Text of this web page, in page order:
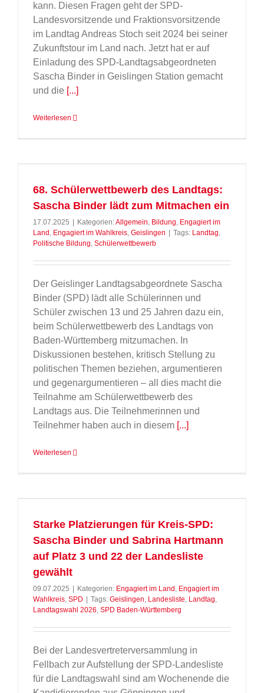
kann. Diesen Fragen geht der SPD-
Landesvorsitzende und Fraktionsvorsitzende
im Landtag Andreas Stoch seit 2024 bei seiner
Zukunftstour im Land nach. Jetzt hat er auf
Einladung des SPD-Landtagsabgeordneten
Sascha Binder in Geislingen Station gemacht
und die [...]
Weiterlesen
68. Schülerwettbewerb des Landtags:
Sascha Binder lädt zum Mitmachen ein
17.07.2025 Kategorien:Allgemein, Bildung, Engagiert im
Land , Engagiert im Wahlkreis, Geislingen Tags: Landtag,
Politische Bildung, Schülerwettbewerb
Der Geislinger Landtagsabgeordnete Sascha
Binder (SPD) lädt alle Schülerinnen und
Schüler zwischen 13 und 25 Jahren dazu ein,
beim Schülerwettbewerb des Landtags von
Baden-Württemberg mitzumachen. In
Diskussionen bestehen, kritisch Stellung zu
politischen Themen beziehen, argumentieren
und gegenargumentieren – all dies macht die
Teilnahme am Schülerwettbewerb des
Landtags aus. Die Teilnehmerinnen und
Teilnehmer haben auch in diesem [...]
Weiterlesen
Starke Platzierungen für Kreis-SPD:
Sascha Binder und Sabrina Hartmann
auf Platz 3 und 22 der Landesliste
gewählt
09.07.2025 Kategorien: Engagiert im Land , Engagiert im
Wahlkreis, SPD Tags: Geislingen, Landesliste, Landtag,
Landtagswahl 2026, SPD Baden-Württemberg
Bei der Landesvertreterversammlung in
Fellbach zur Aufstellung der SPD-Landesliste
für die Landtagswahl sind am Wochenende die